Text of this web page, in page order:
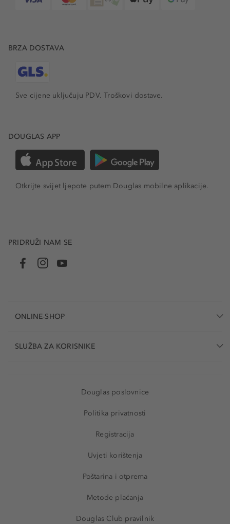
BRZA DOSTAVA
Sve cijene uključuju PDV.Troškovi dostave.
DOUGLAS APP
Otkrijte svijet ljepote putem Douglas mobilne aplikacije.
PRIDRUŽI NAM SE
ONLINE-SHOP
SLUŽBA ZA KORISNIKE
Douglas poslovnice
Politika privatnosti
Registracija
Uvjeti korištenja
Poštarina i otprema
Metode plaćanja
Douglas Club pravilnik